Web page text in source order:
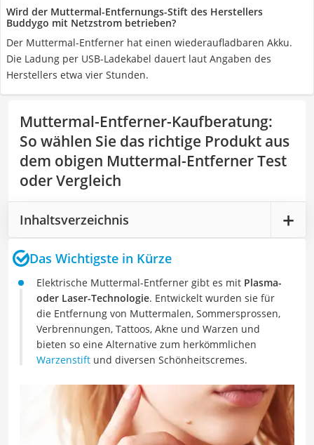
Wird der Muttermal-Entfernungs-Stift des Herstellers
Buddygo mit Netzstrom betrieben?
Der Muttermal-Entferner hat einen wiederaufladbaren Akku.
Die Ladung per USB-Ladekabel dauert laut Angaben des
Herstellers etwa vier Stunden.
Muttermal-Entferner-Kaufberatung:
So wählen Sie das richtige Produkt aus
dem obigen Muttermal-Entferner Test
oder Vergleich
Inhaltsverzeichnis
Das Wichtigste in Kürze
Elektrische Muttermal-Entferner gibt es mit Plasma-
oder Laser-Technologie. Entwickelt wurden sie für
die Entfernung von Muttermalen, Sommersprossen,
Verbrennungen, Tattoos, Akne und Warzen und
bieten so eine Alternative zum herkömmlichen
Warzenstift und diversen Schönheitscremes.